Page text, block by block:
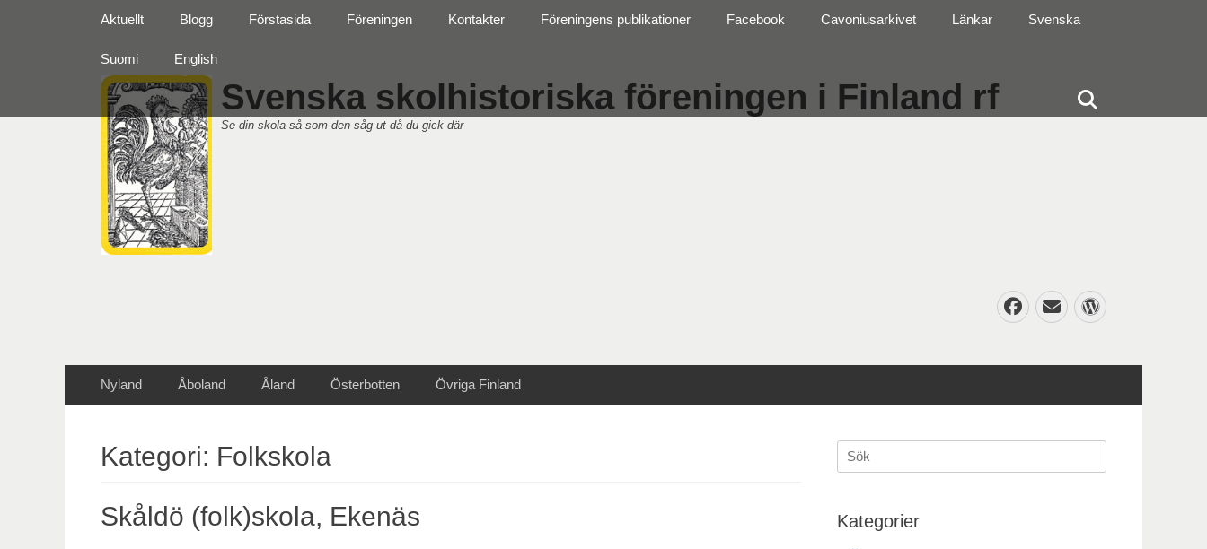
Svenska skolhistoriska föreningen i Finland rf
Se din skola så som den såg ut då du gick där
Facebook
E-
post
Primär meny
innehåll
Aktuellt Blogg Förstasida Föreningen Kontakter Föreningens publikationer Facebook Cavoniusarkivet Länkar Svenska
Suomi English
Sekundär meny
Nyland Åboland Åland Österbotten Övriga Finland
Kategori: Folkskola
Skåldö (folk)skola, Ekenäs
Sök
efter:
Kategorier